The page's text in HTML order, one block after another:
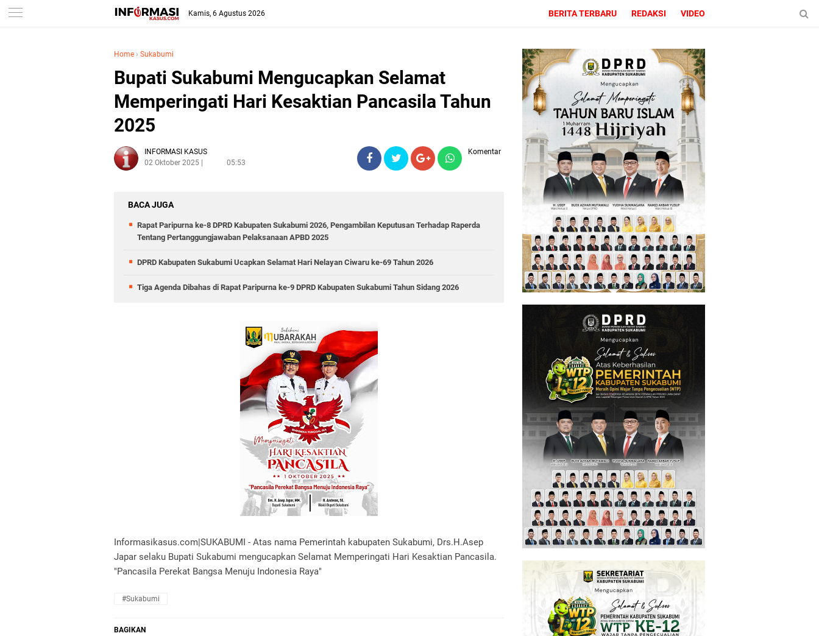
Kamis, 6 Agustus 2026 BERITA TERBARU REDAKSI VIDEO
Home › Sukabumi
Bupati Sukabumi Mengucapkan Selamat
Memperingati Hari Kesaktian Pancasila Tahun
2025
INFORMASI KASUS
02 Oktober 2025
05:53
Komentar
BACA JUGA
Rapat Paripurna ke-8 DPRD Kabupaten Sukabumi 2026, Pengambilan Keputusan Terhadap Raperda
Tentang Pertanggungjawaban Pelaksanaan APBD 2025
DPRD Kabupaten Sukabumi Ucapkan Selamat Hari Nelayan Ciwaru ke-69 Tahun 2026
Tiga Agenda Dibahas di Rapat Paripurna ke-9 DPRD Kabupaten Sukabumi Tahun Sidang 2026
Informasikasus.com|SUKABUMI - Atas nama Pemerintah kabupaten Sukabumi, Drs.H.Asep
Japar selaku Bupati Sukabumi mengucapkan Selamat Memperingati Hari Kesaktian Pancasila.
"Pancasila Perekat Bangsa Menuju Indonesia Raya"
#Sukabumi
BAGIKAN